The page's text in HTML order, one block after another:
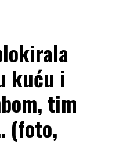
kuću i
tim
(foto,